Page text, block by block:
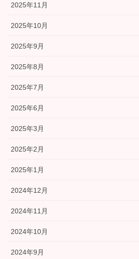
2025年11月
2025年10月
2025年9月
2025年8月
2025年7月
2025年6月
2025年3月
2025年2月
2025年1月
2024年12月
2024年11月
2024年10月
2024年9月